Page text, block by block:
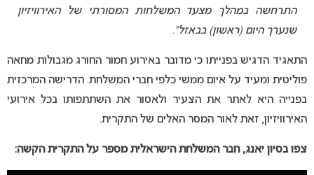
התרחשה במהלך מצעד המשלחות המסורתי של האירוויזיון
שנערך היום (ראשון) בבאזל”.
התאגיד הדגיש בפנייתו כי מדובר באירוע חמור החורג מגבולות מחאה
פוליטית ומעיד על איום ממשי כלפי חברי המשלחת. הדרישה המרכזית
בפנייה היא לאתר את הצעיר ולאסור את השתתפותו בכל אירועי
האירוויזיון, זאת לאור המסר האלים של התקרית.
צפו בסיון יאנג, חבר המשלחת הישראלית מספר על התקרית הקשה: